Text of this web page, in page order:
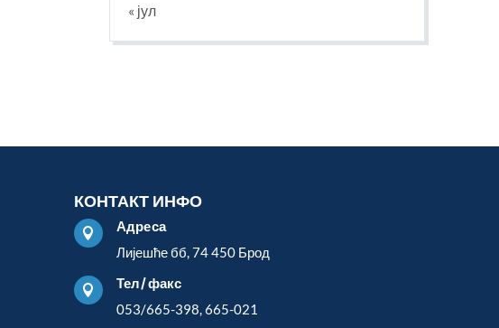
« јул
КОНТАКТ ИНФО

Адреса
Лијешће бб, 74 450 Брод

Тел/факс
053/665-398, 665-021